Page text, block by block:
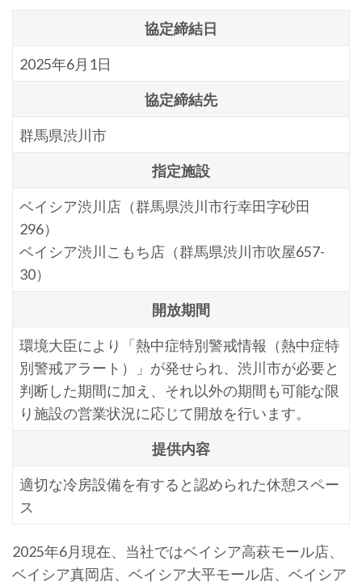
協定締結日
2025年6月1日
協定締結先
群馬県渋川市
指定施設
ベイシア渋川店（群馬県渋川市行幸田字砂田
296）
ベイシア渋川こもち店（群馬県渋川市吹屋657-
30）
開放期間
環境大臣により「熱中症特別警戒情報（熱中症特
別警戒アラート）」が発せられ、渋川市が必要と
判断した期間に加え、それ以外の期間も可能な限
り施設の営業状況に応じて開放を行います。
提供内容
適切な冷房設備を有すると認められた休憩スペー
ス
2025年6月現在、当社ではベイシア高萩モール店、
ベイシア真岡店、ベイシア大平モール店、ベイシア